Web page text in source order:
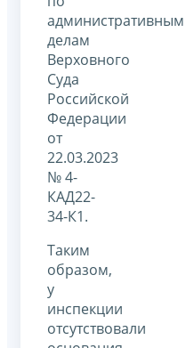
административным
делам
Верховного
Суда
Российской
Федерации
от
22.03.2023
№ 4-
КАД22-
34-К1.
Таким
образом,
у
инспекции
отсутствовали